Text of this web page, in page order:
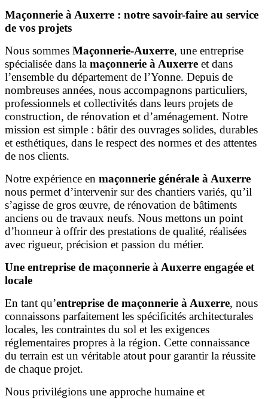
Maçonnerie à Auxerre : notre savoir-faire au service
de vos projets
Nous sommes Maçonnerie-Auxerre, une entreprise
spécialisée dans la maçonnerie à Auxerre et dans
l’ensemble du département de l’Yonne. Depuis de
nombreuses années, nous accompagnons particuliers,
professionnels et collectivités dans leurs projets de
construction, de rénovation et d’aménagement. Notre
mission est simple : bâtir des ouvrages solides, durables
et esthétiques, dans le respect des normes et des attentes
de nos clients.
Notre expérience en maçonnerie générale à Auxerre
nous permet d’intervenir sur des chantiers variés, qu’il
s’agisse de gros œuvre, de rénovation de bâtiments
anciens ou de travaux neufs. Nous mettons un point
d’honneur à offrir des prestations de qualité, réalisées
avec rigueur, précision et passion du métier.
Une entreprise de maçonnerie à Auxerre engagée et
locale
En tant qu’entreprise de maçonnerie à Auxerre, nous
connaissons parfaitement les spécificités architecturales
locales, les contraintes du sol et les exigences
réglementaires propres à la région. Cette connaissance
du terrain est un véritable atout pour garantir la réussite
de chaque projet.
Nous privilégions une approche humaine et